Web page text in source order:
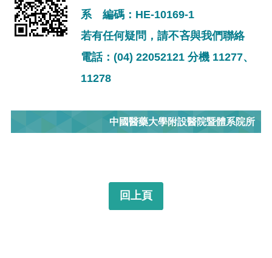
系 編碼：HE-10169-1
若有任何疑問，請不吝與我們聯絡
電話：(04) 22052121 分機 11277、
11278
中國醫藥大學附設醫院暨體系院所
回上頁